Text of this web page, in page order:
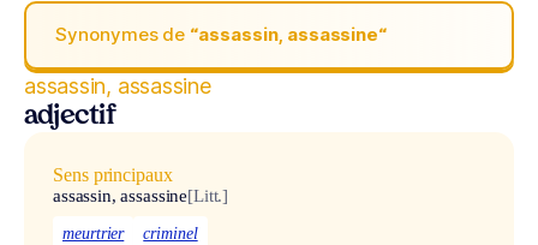
Synonymes de “assassin, assassine“
assassin, assassine
adjectif
Sens principaux
assassin, assassine[Litt.]
meurtrier criminel